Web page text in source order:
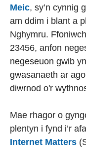
Meic, sy’n cynnig
am ddim i blant a
Nghymru.
23456, anfon
negeseuon gwib yn
gwasanaeth ar
diwrnod o'r
Mae rhagor o
plentyn i fynd i’r
Internet Matters